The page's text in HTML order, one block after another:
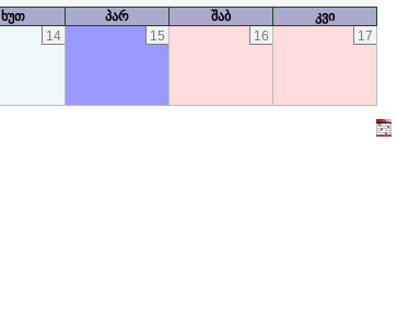
ხუთ პარ შაბ
კვი
14 15 16 17